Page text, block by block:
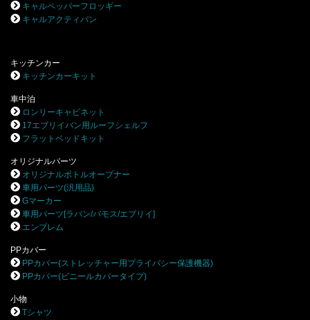
キャルペッパーフロッギー
キャルアクティバン
キッチンカー
キッチンカーキット
車中泊
ロンリーキャビネット
17エブリイバン用ルーフシェルフ
フラットベッドキット
オリジナルパーツ
オリジナルボトルオープナー
車用パーツ(汎用品)
Gマーカー
車用パーツ[ラパン/バモス/エブリイ]
エンブレム
PPカバー
PPカバー(ストレッチャー用プライバシー保護機器)
PPカバー(ビニールカバータイプ)
小物
Tシャツ